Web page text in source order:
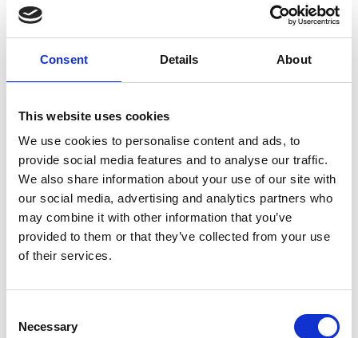
Consent Details About
This website uses cookies
We use cookies to personalise content and ads, to
provide social media features and to analyse our traffic.
We also share information about your use of our site with
our social media, advertising and analytics partners who
may combine it with other information that you’ve
provided to them or that they’ve collected from your use
of their services.
Selection
Necessary
Suggeriti per te
7 Agosto 2026
costruzione di nuove abitazioni